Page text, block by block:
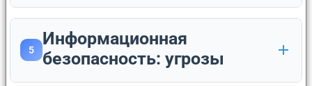
5
Информационная
безопасность: угрозы